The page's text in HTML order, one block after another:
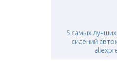
5 самых
сидений